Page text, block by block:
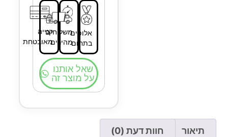
אלופים
בתחום
משלוחים
מהירים
קנייה
מאובטחת
שאל אותנו
על מוצר זה
תיאור חוות דעת (0)